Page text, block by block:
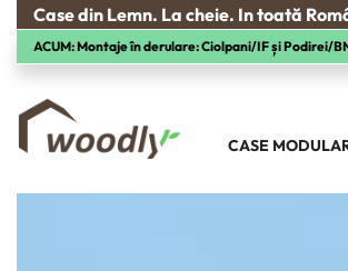
Case din Lemn. La cheie. In toată
ACUM:Montaje în derulare: Ciolpani/IF și Podirei/
CASE